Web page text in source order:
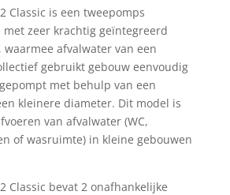
Classic is een tweepomps
zeer krachtig geïntegreerd
waarmee afvalwater van een
gebruikt gebouw eenvoudig
met behulp van een
kleinere diameter. Dit model is
van afvalwater (WC,
of wasruimte) in kleine gebouwen
Classic bevat 2 onafhankelijke